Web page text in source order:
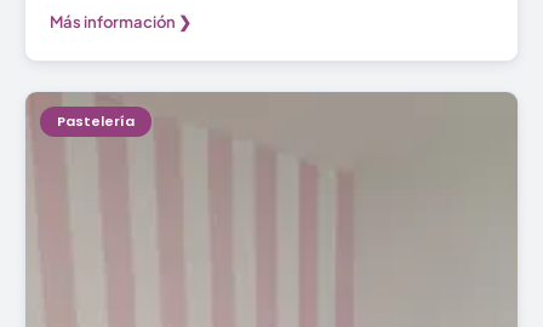
Más información ❯
Pastelería